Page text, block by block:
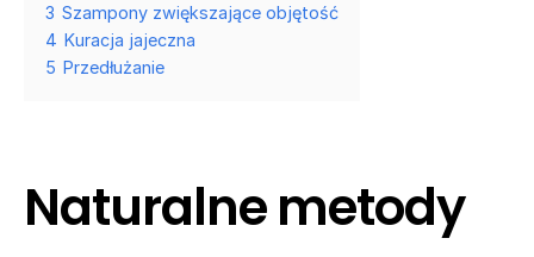
3 Szampony zwiększające objętość
4 Kuracja jajeczna
5 Przedłużanie
Naturalne metody